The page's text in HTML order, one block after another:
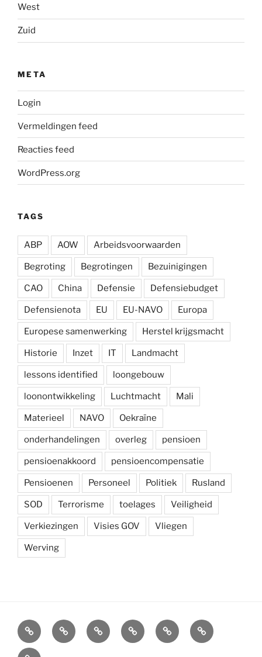
West
Zuid
META
Login
Vermeldingen feed
Reacties feed
WordPress.org
TAGS
ABP AOW Arbeidsvoorwaarden
Begroting Begrotingen Bezuinigingen
CAO China Defensie Defensiebudget
Defensienota EU EU-NAVO Europa
Europese samenwerking Herstel krijgsmacht
Historie Inzet IT Landmacht
lessons identified loongebouw
loonontwikkeling Luchtmacht Mali
Materieel NAVO Oekraïne
onderhandelingen overleg pensioen
pensioenakkoord pensioencompensatie
Pensioenen Personeel Politiek Rusland
SOD Terrorisme toelages Veiligheid
Verkiezingen Visies GOV Vliegen
Werving
Arbeidsvoorwaarden
Carré
Onze
krijgsmacht
Ledenvoordelen
AfdelingenSymposium